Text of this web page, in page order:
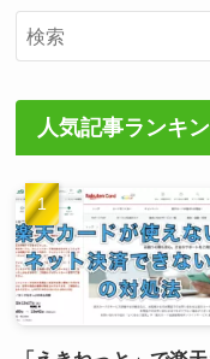
人気記事ランキ